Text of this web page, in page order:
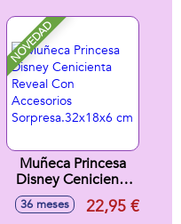
NOVEDAD
Muñeca Princesa
Disney Cenicienta
Reveal Con
Accesorios
36 meses 22,95 €